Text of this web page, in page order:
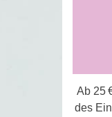
Ab 25
des